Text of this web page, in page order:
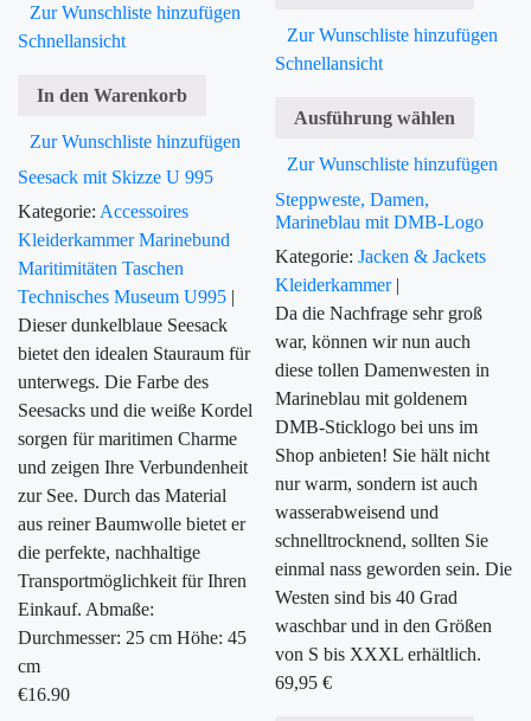
Zur Wunschliste hinzufügen
Schnellansicht
In den Warenkorb
Zur Wunschliste hinzufügen
Seesack mit Skizze U 995
Kategorie: Accessoires
KleiderkammerMarinebund
Maritimitäten Taschen
Technisches Museum U995 |
Dieser dunkelblaue Seesack
bietet den idealen Stauraum für
unterwegs. Die Farbe des
Seesacks und die weiße Kordel
sorgen für maritimen Charme
und zeigen Ihre Verbundenheit
zur See. Durch das Material
aus reiner Baumwolle bietet er
die perfekte, nachhaltige
Transportmöglichkeit für Ihren
Einkauf. Abmaße:
Durchmesser: 25 cm Höhe: 45
cm
€16.90
Zur Wunschliste hinzufügen
Schnellansicht
Ausführung wählen
Zur Wunschliste hinzufügen
Steppweste, Damen,
Marineblau mit DMB-Logo
Kategorie: Jacken & Jackets
Kleiderkammer |
Da die Nachfrage sehr groß
war, können wir nun auch
diese tollen Damenwesten in
Marineblau mit goldenem
DMB-Sticklogo bei uns im
Shop anbieten! Sie hält nicht
nur warm, sondern ist auch
wasserabweisend und
schnelltrocknend, sollten Sie
einmal nass geworden sein. Die
Westen sind bis 40 Grad
waschbar und in den Größen
von S bis XXXL erhältlich.
69,95€